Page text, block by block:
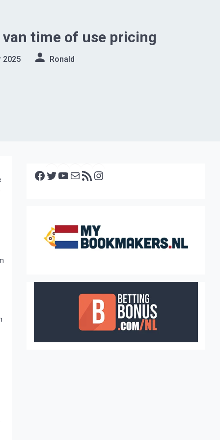
time of use pricing
2025 Ronald
Facebook Twitter YouTube E-mail RSS feed